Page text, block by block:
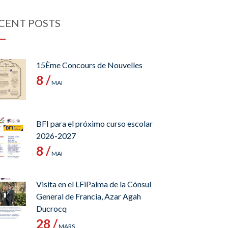
POSTS
15Ème Concours de Nouvelles
8 /MAI
BFI para el próximo curso escolar
2026-2027
8 /MAI
Visita en el LFiPalma de la Cónsul
General de Francia, Azar Agah
Ducrocq
28 /MARS